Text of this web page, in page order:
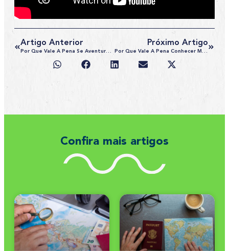
Artigo Anterior
Por Que Vale A Pena Se Aventurar Pela Tanzânia?
Próximo Artigo
Por Que Vale A Pena Conhecer Macau, A Las Vegas Da China
Confira mais artigos